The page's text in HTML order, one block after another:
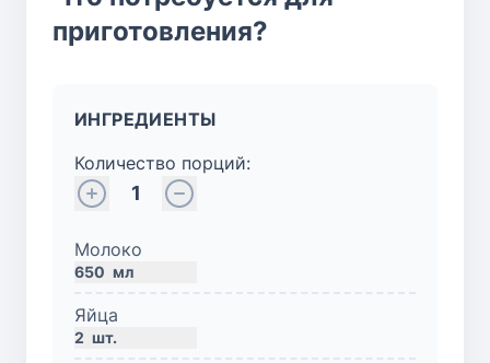
приготовления?
ИНГРЕДИЕНТЫ
Количество порций:
1
Молоко
650 мл
Яйца
2 шт.